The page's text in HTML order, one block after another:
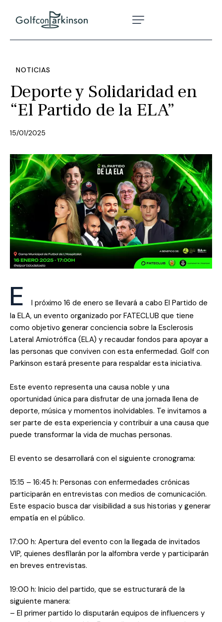
NOTICIAS
Deporte y Solidaridad en
“El Partido de la ELA”
15/01/2025
E
l próximo 16 de enero se llevará a cabo El Partido de
la ELA, un evento organizado por FATECLUB que tiene
como objetivo generar conciencia sobre la Esclerosis
Lateral Amiotrófica (ELA) y recaudar fondos para apoyar a
las personas que conviven con esta enfermedad. Golf con
Parkinson estará presente para respaldar esta iniciativa.
Este evento representa una causa noble y una
oportunidad única para disfrutar de una jornada llena de
deporte, música y momentos inolvidables. Te invitamos a
ser parte de esta experiencia y contribuir a una causa que
puede transformar la vida de muchas personas.
El evento se desarrollará con el siguiente cronograma:
15:15 – 16:45 h: Personas con enfermedades crónicas
participarán en entrevistas con medios de comunicación.
Este espacio busca dar visibilidad a sus historias y generar
empatía en el público.
17:00 h: Apertura del evento con la llegada de invitados
VIP, quienes desfilarán por la alfombra verde y participarán
en breves entrevistas.
19:00 h: Inicio del partido, que se estructurará de la
siguiente manera:
– El primer partido lo disputarán equipos de influencers y